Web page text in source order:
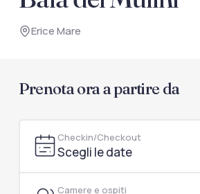
documenti di viaggio.
Erice Mare
Prenota ora a partire da
Checkin/Checkout
Scegli le date
Camere e ospiti